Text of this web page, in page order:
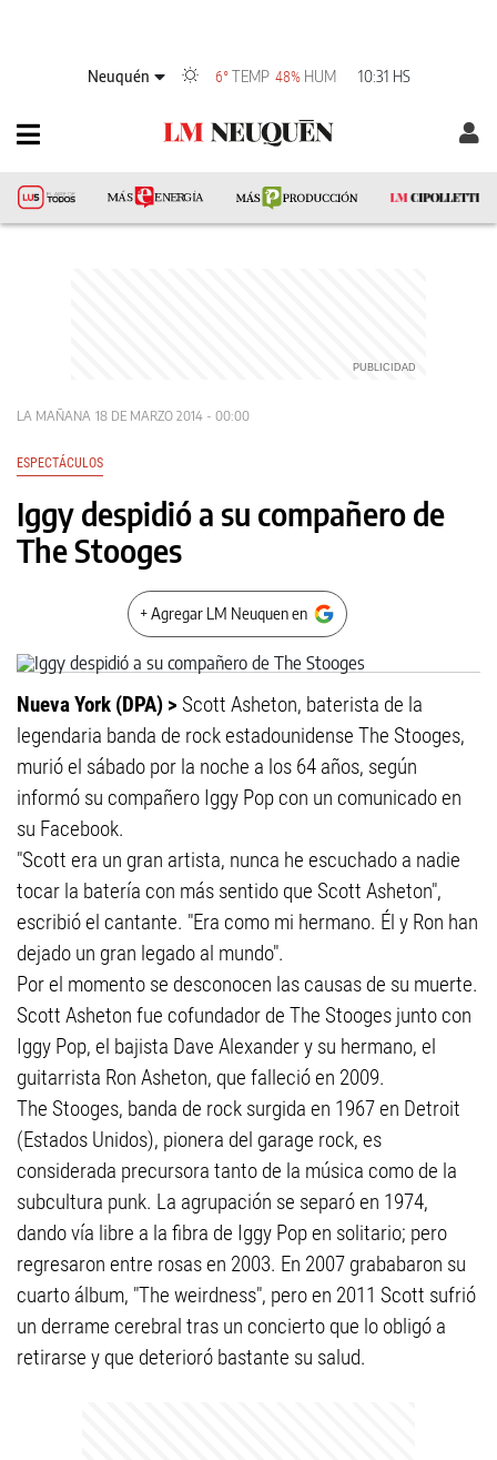
Neuquén 6° TEMP 48% HUM 10:31 HS
LA MAÑANA 18 DE MARZO 2014 - 00:00
ESPECTÁCULOS
Iggy despidió a su compañero de
The Stooges
+ Agregar LM Neuquen en
Nueva York (DPA) > Scott Asheton, baterista de la
legendaria banda de rock estadounidense The Stooges,
murió el sábado por la noche a los 64 años, según
informó su compañero Iggy Pop con un comunicado en
su Facebook.
"Scott era un gran artista, nunca he escuchado a nadie
tocar la batería con más sentido que Scott Asheton",
escribió el cantante. "Era como mi hermano. Él y Ron han
dejado un gran legado al mundo".
Por el momento se desconocen las causas de su muerte.
Scott Asheton fue cofundador de The Stooges junto con
Iggy Pop, el bajista Dave Alexander y su hermano, el
guitarrista Ron Asheton, que falleció en 2009.
The Stooges, banda de rock surgida en 1967 en Detroit
(Estados Unidos), pionera del garage rock, es
considerada precursora tanto de la música como de la
subcultura punk. La agrupación se separó en 1974,
dando vía libre a la fibra de Iggy Pop en solitario; pero
regresaron entre rosas en 2003. En 2007 grababaron su
cuarto álbum, "The weirdness", pero en 2011 Scott sufrió
un derrame cerebral tras un concierto que lo obligó a
retirarse y que deterioró bastante su salud.